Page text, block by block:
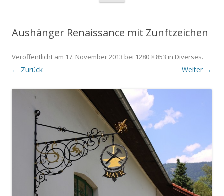
Inhalt
Aushänger Renaissance mit Zunftzeichen
Veröffentlicht am 17. November 2013 bei 1280 × 853 in Diverses.
← Zurück Weiter →